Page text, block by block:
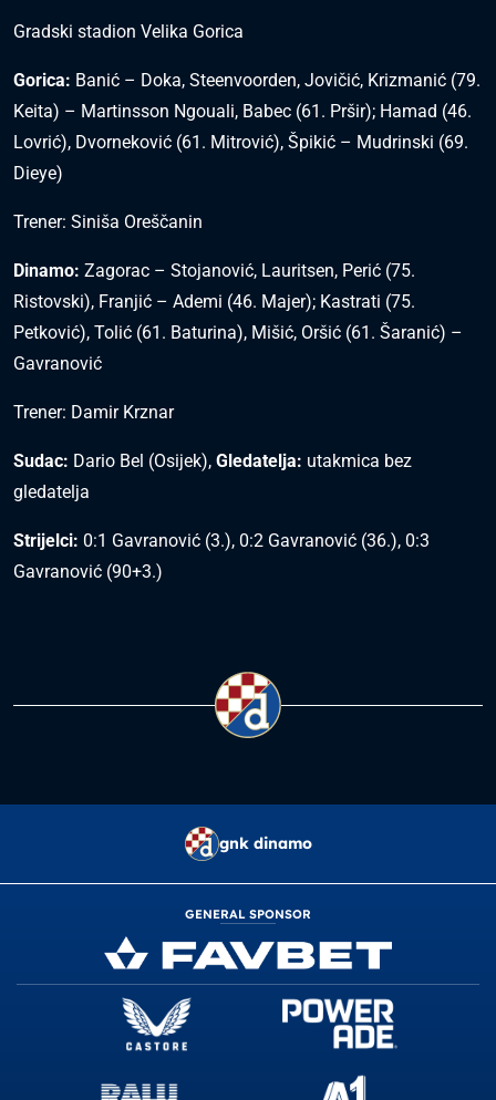
Gradski stadion Velika Gorica
Gorica: Banić – Doka, Steenvoorden, Jovičić, Krizmanić (79.
Keita) – Martinsson Ngouali, Babec (61. Pršir); Hamad (46.
Lovrić), Dvorneković (61. Mitrović), Špikić – Mudrinski (69.
Dieye)
Trener: Siniša Oreščanin
Dinamo: Zagorac – Stojanović, Lauritsen, Perić (75.
Ristovski), Franjić – Ademi (46. Majer); Kastrati (75.
Petković), Tolić (61. Baturina), Mišić, Oršić (61. Šaranić) –
Gavranović
Trener: Damir Krznar
Sudac: Dario Bel (Osijek), Gledatelja: utakmica bez
gledatelja
Strijelci: 0:1 Gavranović (3.), 0:2 Gavranović (36.), 0:3
Gavranović (90+3.)
gnk dinamo
GENERAL SPONSOR